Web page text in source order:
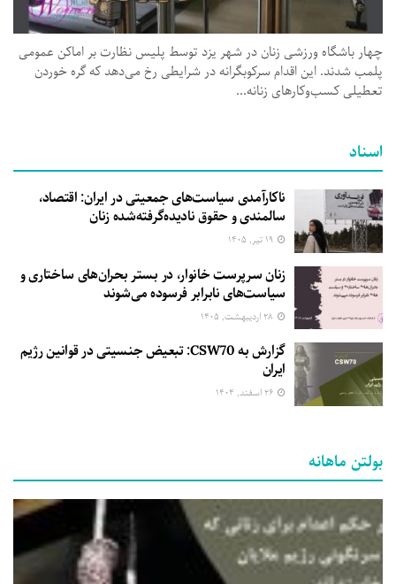
چهار باشگاه ورزشی زنان در شهر یزد توسط پلیس نظارت بر اماکن عمومی
پلمب شدند. این اقدام سرکوبگرانه در شرایطی رخ می‌دهد که گره خوردن
تعطیلی کسب‌وکارهای زنانه...
اسناد
ناکارآمدی سیاست‌های جمعیتی در ایران: اقتصاد،
سالمندی و حقوق نادیده‌گرفته‌شده زنان
زنان سرپرست خانوار، در بستر بحران‌های ساختاری و
سیاست‌های نابرابر فرسوده می‌شوند
گزارش به CSW70: تبعیض جنسیتی در قوانین رژیم
ایران
بولتن ماهانه